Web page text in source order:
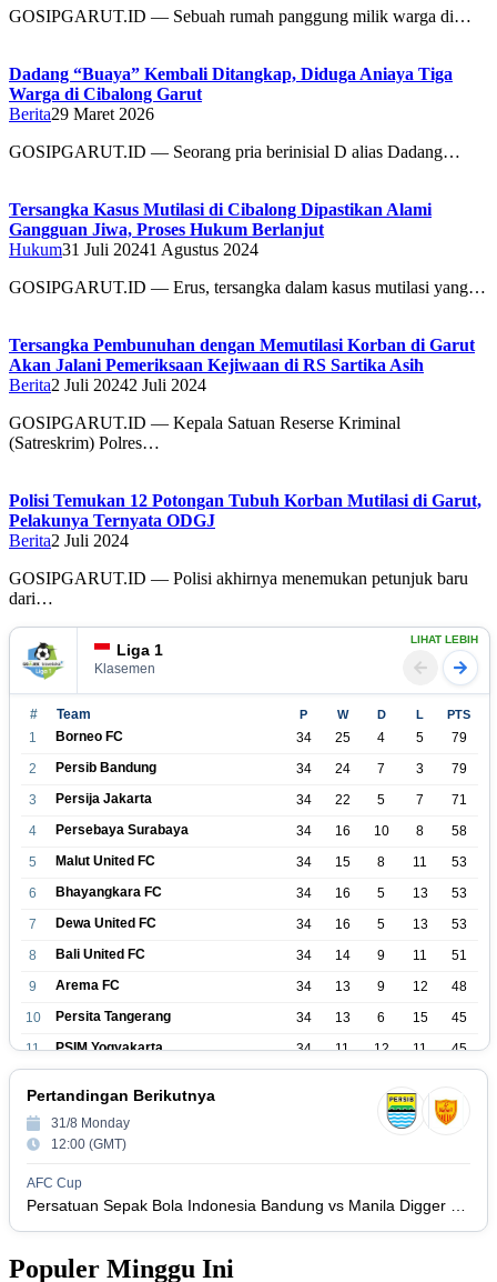
GOSIPGARUT.ID — Sebuah rumah panggung milik warga di…
Dadang “Buaya” Kembali Ditangkap, Diduga Aniaya Tiga
Warga di Cibalong Garut
Berita29 Maret 2026
GOSIPGARUT.ID — Seorang pria berinisial D alias Dadang…
Tersangka Kasus Mutilasi di Cibalong Dipastikan Alami
Gangguan Jiwa, Proses Hukum Berlanjut
Hukum31 Juli 20241 Agustus 2024
GOSIPGARUT.ID — Erus, tersangka dalam kasus mutilasi yang…
Tersangka Pembunuhan dengan Memutilasi Korban di Garut
Akan Jalani Pemeriksaan Kejiwaan di RS Sartika Asih
Berita2 Juli 20242 Juli 2024
GOSIPGARUT.ID — Kepala Satuan Reserse Kriminal
(Satreskrim) Polres…
Polisi Temukan 12 Potongan Tubuh Korban Mutilasi di Garut,
Pelakunya Ternyata ODGJ
Berita2 Juli 2024
GOSIPGARUT.ID — Polisi akhirnya menemukan petunjuk baru
dari…
Liga 1
Klasemen
LIHAT LEBIH
# Team P W D L PTS
1 Borneo FC 34 25 4 5
79
2
Persib Bandung 34 24 7 3
79
3
Persija Jakarta 34 22 5 7
71
4
Persebaya Surabaya 34 16 10 8
58
5
Malut United FC 34 15 8 11
53
6
Bhayangkara FC 34 16 5 13
53
7
Dewa United FC 34 16 5 13
53
8
Bali United FC 34 14 9 11
51
9
Arema FC 34 13 9 12
48
10
Persita Tangerang 34 13 6 15
45
11
PSIM Yogyakarta 34 11 12 11
45
Persijap Jepara 16
36
14
Madura United FC
16
Persis Solo 34 8 10 16
17
Semen Padang FC 34 5 5 24
20
18
PSBS Biak
Pertandingan Berikutnya
31/8 Monday
12:00 (GMT)
AFC Cup
Populer Minggu Ini